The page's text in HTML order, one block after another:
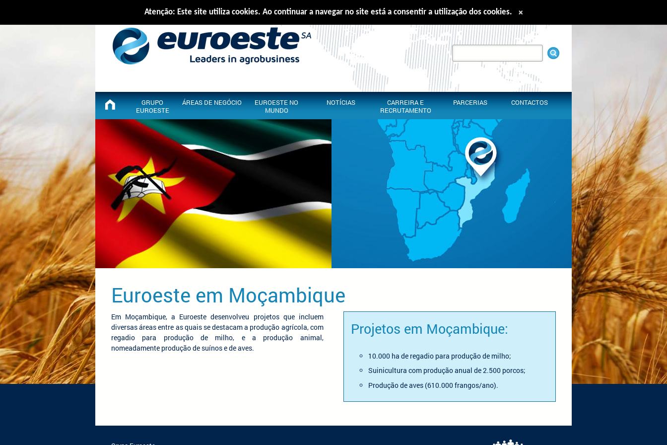
Português English Español Français
GRUPO
EUROESTE
ÁREAS DE NEGÓCIO
EUROESTE NO
MUNDO
NOTÍCIAS
CARREIRA E
RECRUTAMENTO
PARCERIAS CONTACTOS
Euroeste em Moçambique
Em Moçambique, a Euroeste desenvolveu projetos que incluem
diversas áreas entre as quais se destacam a produção agrícola, com
regadio para produção de milho, e a produção animal,
nomeadamente produção de suínos e de aves.
Projetos em Moçambique:
10.000 ha de regadio para produção de milho;
Suinicultura com produção anual de 2.500 porcos;
Produção de aves (610.000 frangos/ano).
Atenção: Este site utiliza cookies. Ao continuar a navegar no site está a consentir a utilização dos cookies. ×